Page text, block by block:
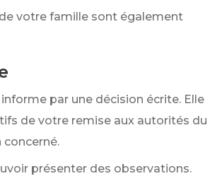
votre famille sont également
par une décision écrite. Elle
de votre remise aux autorités du
concerné.
présenter des observations.